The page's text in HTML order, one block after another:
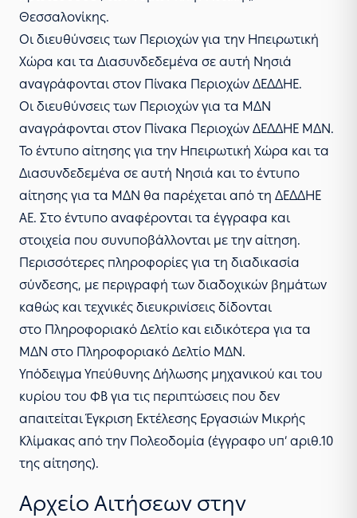
Θεσσαλονίκης.
Οι διευθύνσεις των Περιοχών για την Ηπειρωτική
Χώρα και τα Διασυνδεδεμένα σε αυτή Νησιά
αναγράφονται στον Πίνακα Περιοχών ΔΕΔΔΗΕ.
Οι διευθύνσεις των Περιοχών για τα ΜΔΝ
αναγράφονται στον Πίνακα Περιοχών ΔΕΔΔΗΕ ΜΔΝ.
Το έντυπο αίτησης για την Ηπειρωτική Χώρα και τα
Διασυνδεδεμένα σε αυτή Νησιά και το έντυπο
αίτησης για τα ΜΔΝ θα παρέχεται από τη ΔΕΔΔΗΕ
ΑΕ. Στο έντυπο αναφέρονται τα έγγραφα και
στοιχεία που συνυποβάλλονται με την αίτηση.
Περισσότερες πληροφορίες για τη διαδικασία
σύνδεσης, με περιγραφή των διαδοχικών βημάτων
καθώς και τεχνικές διευκρινίσεις δίδονται
στο Πληροφοριακό Δελτίο και ειδικότερα για τα
ΜΔΝ στο Πληροφοριακό Δελτίο ΜΔΝ.
Υπόδειγμα Υπεύθυνης Δήλωσης μηχανικού και του
κυρίου του ΦΒ για τις περιπτώσεις που δεν
απαιτείται Έγκριση Εκτέλεσης Εργασιών Μικρής
Κλίμακας από την Πολεοδομία (έγγραφο υπ’ αριθ.10
της αίτησης).
Αρχείο Αιτήσεων στην